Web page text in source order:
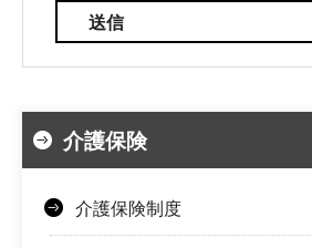
介護保険
介護保険制度